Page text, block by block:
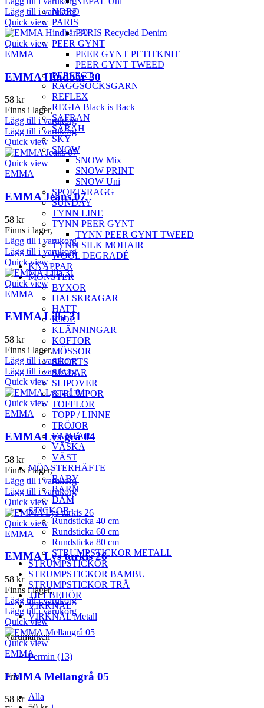
NORD
PARIS
PARIS Recycled Denim
PEER GYNT
PEER GYNT PETITKNIT
PEER GYNT TWEED
PERFECT
RAGGSOCKSGARN
REFLEX
REGIA Black is Back
SAFRAN
SARAH
SKY
SNOW
SNOW Mix
SNOW PRINT
SNOW Uni
SPORTSRAGG
SUNDAY
TYNN LINE
TYNN PEER GYNT
TYNN PEER GYNT TWEED
TYNN SILK MOHAIR
WOOL DEGRADÉ
KNAPPAR
MÖNSTER
BYXOR
HALSKRAGAR
HATT
KJOL
KLÄNNINGAR
KOFTOR
MÖSSOR
SHORTS
SJALAR
SLIPOVER
STRUMPOR
TOFFLOR
TOPP / LINNE
TRÖJOR
VANTAR
VÄSKA
VÄST
MÖNSTERHÄFTE
BABY
BARN
DAM
STICKOR
Rundsticka 40 cm
Rundsticka 60 cm
Rundsticka 80 cm
STRUMPSTICKOR METALL
STRUMPSTICKOR
STRUMPSTICKOR BAMBU
STRUMPSTICKOR TRÄ
TILLBEHÖR
VIRKNÅL
VIRKNÅL Metall
Varumärken
Permin (13)
Pris
Alla
Lägg till i varukorg
Quick view
Quick view
EMMA
EMMA Hindbär 30
58 kr
Finns i lager,
Lägg till i varukorg
Lägg till i varukorg
Quick view
Quick view
EMMA
EMMA Jeans 07
58 kr
Finns i lager,
Lägg till i varukorg
Lägg till i varukorg
Quick view
Quick view
EMMA
EMMA Lilla 31
58 kr
Finns i lager,
Lägg till i varukorg
Lägg till i varukorg
Quick view
Quick view
EMMA
EMMA Lys grå 04
58 kr
Finns i lager,
Lägg till i varukorg
Lägg till i varukorg
Quick view
Quick view
EMMA
EMMA Lys turkis 26
58 kr
Finns i lager,
Lägg till i varukorg
Lägg till i varukorg
Quick view
Quick view
EMMA
EMMA Mellangrå 05
58 kr